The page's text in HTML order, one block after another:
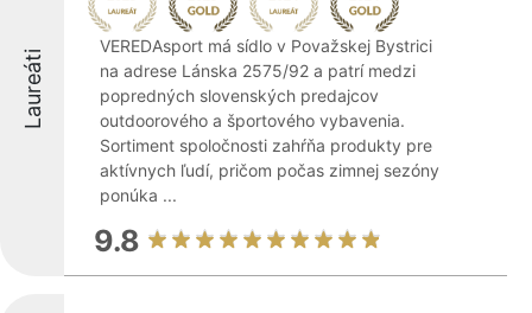
Laureáti
VEREDAsport má sídlo v Považskej Bystrici
na adrese Lánska 2575/92 a patrí medzi
popredných slovenských predajcov
outdoorového a športového vybavenia.
Sortiment spoločnosti zahŕňa produkty pre
aktívnych ľudí, pričom počas zimnej sezóny
ponúka ...
9.8